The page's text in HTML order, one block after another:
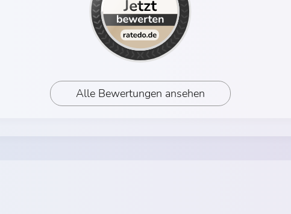
Alle Bewertungen ansehen